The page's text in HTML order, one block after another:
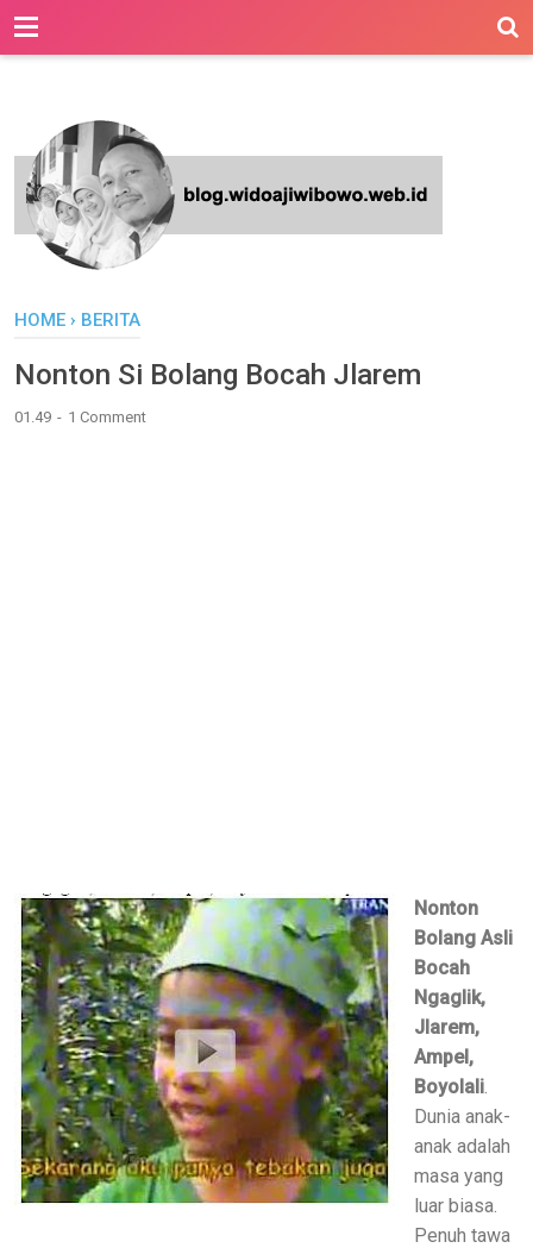
-->
HOME › BERITA
Nonton Si Bolang Bocah Jlarem
01.49 1 Comment
Nonton
Bolang Asli
Bocah
Ngaglik,
Jlarem,
Ampel,
Boyolali
Dunia anak-
anak adalah
masa yang
luar biasa.
Penuh tawa